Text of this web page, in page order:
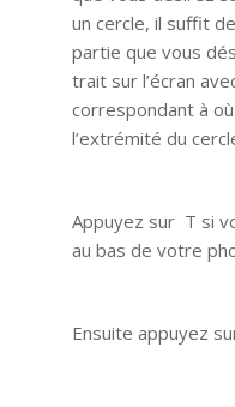
un cercle, il suffit
partie que vous
trait sur l’écran
correspondant à
l’extrémité du
Appuyez sur T si
au bas de votre
Ensuite appuyez